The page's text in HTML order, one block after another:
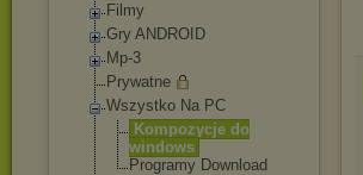
Filmy
Gry ANDROID
Mp-3
Prywatne
Wszystko Na PC
Kompozycje do
windows
Programy Download